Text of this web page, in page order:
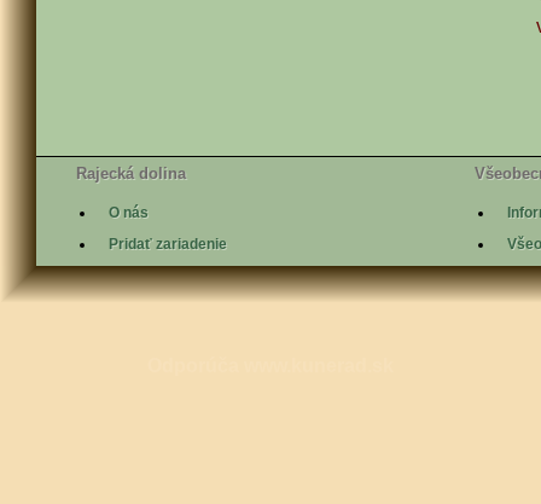
Rajecká dolina
O nás
Pridať zariadenie